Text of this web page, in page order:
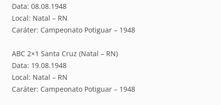
Data: 08.08.1948
Local: Natal – RN
Caráter: Campeonato Potiguar – 1948
ABC 2×1 Santa Cruz (Natal – RN)
Data: 19.08.1948
Local: Natal – RN
Caráter: Campeonato Potiguar – 1948